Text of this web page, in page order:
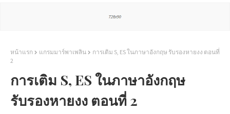
หน้าแรก แกรมมาร์พาเพลิน
การเติม S, ES ในภาษาอังกฤษ รับรองหายงง ตอนที่
2
การเติม S, ES ในภาษาอังกฤษ
รับรองหายงง ตอนที่ 2